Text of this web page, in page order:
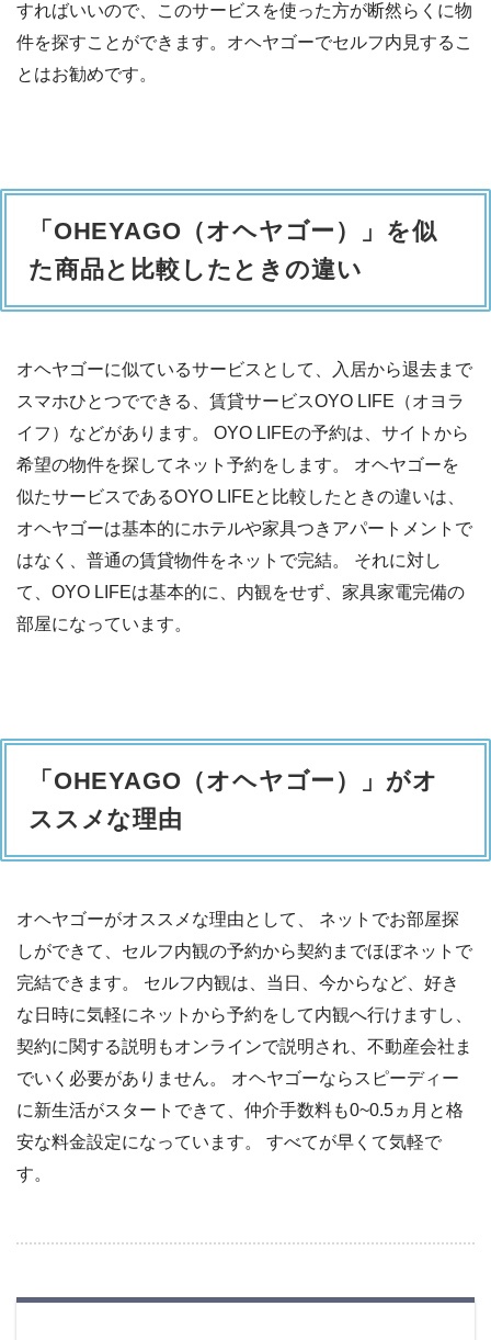
すればいいので、このサービスを使った方が断然らくに物
件を探すことができます。オヘヤゴーでセルフ内見するこ
とはお勧めです。
「OHEYAGO（オヘヤゴー）」を似
た商品と比較したときの違い
オヘヤゴーに似ているサービスとして、入居から退去まで
スマホひとつでできる、賃貸サービスOYO LIFE（オヨラ
イフ）などがあります。 OYO LIFEの予約は、サイトから
希望の物件を探してネット予約をします。 オヘヤゴーを
似たサービスであるOYO LIFEと比較したときの違いは、
オヘヤゴーは基本的にホテルや家具つきアパートメントで
はなく、普通の賃貸物件をネットで完結。 それに対し
て、OYO LIFEは基本的に、内観をせず、家具家電完備の
部屋になっています。
「OHEYAGO（オヘヤゴー）」がオ
ススメな理由
オヘヤゴーがオススメな理由として、 ネットでお部屋探
しができて、セルフ内観の予約から契約までほぼネットで
完結できます。 セルフ内観は、当日、今からなど、好き
な日時に気軽にネットから予約をして内観へ行けますし、
契約に関する説明もオンラインで説明され、不動産会社ま
でいく必要がありません。 オヘヤゴーならスピーディー
に新生活がスタートできて、仲介手数料も0~0.5ヵ月と格
安な料金設定になっています。 すべてが早くて気軽で
す。